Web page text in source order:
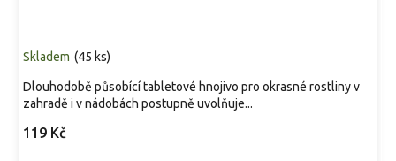
Skladem (45 ks)
119 Kč
Dlouhodobě působící tabletové hnojivo pro okrasné rostliny v
zahradě i v nádobách postupně uvolňuje...